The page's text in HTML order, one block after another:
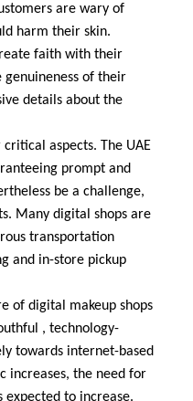
are wary of
harm their skin.
faith with their
genuineness of their
details about the
aspects. The UAE
prompt and
be a challenge,
Many digital shops are
transportation
and in-store pickup
of digital makeup shops
, technology-
towards internet-based
increases, the need for
expected to increase.